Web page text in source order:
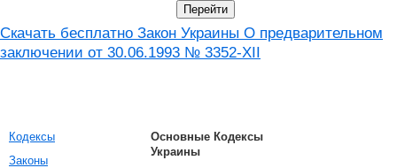
Скачать бесплатно Закон Украины О предварительном
заключении от 30.06.1993 № 3352-XII
Кодексы
Законы
Основные Кодексы
Украины